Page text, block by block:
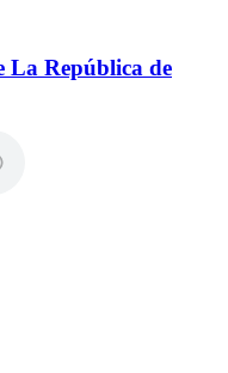
La República de